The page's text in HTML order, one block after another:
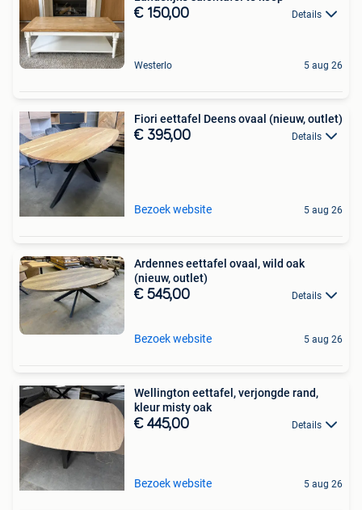
€ 150,00 Details
Westerlo 5 aug 26
Fiori eettafel Deens ovaal (nieuw, outlet)
€ 395,00 Details
Bezoek website 5 aug 26
Ardennes eettafel ovaal, wild oak
(nieuw, outlet)
€ 545,00 Details
Bezoek website 5 aug 26
Wellington eettafel, verjongde rand,
kleur misty oak
€ 445,00 Details
Bezoek website 5 aug 26